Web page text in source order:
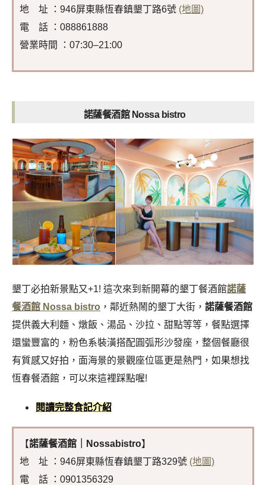
地 址 ：946屏東縣恆春鎮墾丁路6號 (地圖)
電 話 ：088861888
營業時間 ：07:30–21:00
諾薩餐酒館 Nossa bistro
墾丁必拍新景點又+1! 這次來到新開幕的墾丁餐酒館諾薩
餐酒館 Nossa bistro ，鄰近熱鬧的墾丁大街， 諾薩餐酒館
提供義大利麵、燉飯、湯品、沙拉、甜點等等，餐點選擇
還蠻豐富的，粉色系裝潢搭配圓弧形沙發座，整個餐廳很
有質感又好拍，面海景的景觀座位區更是熱門，如果想找
恆春餐酒館，可以來這裡踩點喔!
閱讀完整食記介紹
【諾薩餐酒館｜Nossabistro】
地 址 ：946屏東縣恆春鎮墾丁路329號 (地圖)
電 話 ：0901356329